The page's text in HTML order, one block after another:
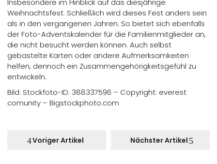
Insbesondere im Hinblick auf das diesjährige
Weihnachtsfest. Schließlich wird dieses Fest anders sein
als in den vergangenen Jahren. So bietet sich ebenfalls
der Foto-Adventskalender für die Familienmitglieder an,
die nicht besucht werden können. Auch selbst
gebastelte Karten oder andere Aufmerksamkeiten
helfen, dennoch ein Zusammengehörigkeitsgefühl zu
entwickeln.
Bild: Stockfoto-ID: 388337596 – Copyright: everest
comunity – Bigstockphoto.com
Voriger Artikel Nächster Artikel